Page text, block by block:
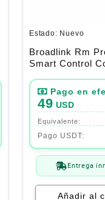
Estado: Nuevo
Broadlink Rm
Smart Control
49 USD
Entrega
Añadir al